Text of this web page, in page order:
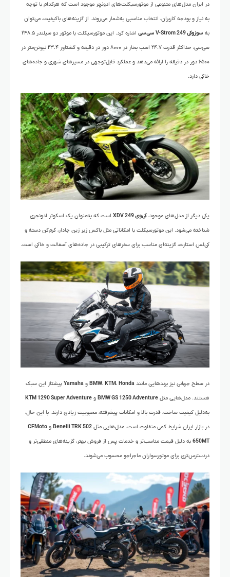
در ایران مدل‌های متنوعی از موتورسیکلت‌های ادونچر موجود است که هرکدام با توجه
به نیاز و بودجه کاربران، انتخاب مناسبی به‌شمار می‌روند. از گزینه‌های باکیفیت، می‌توان
به سوزوکی V-Strom 249 سی‌سی اشاره کرد. این موتورسیکلت با موتور دو سیلندر ۲۴۸.۵
سی‌سی، حداکثر قدرت ۲۴.۷ اسب بخار در ۸۰۰۰ دور در دقیقه و گشتاور ۲۳.۴ نیوتن‌متر در
۶۵۰۰ دور در دقیقه را ارائه می‌دهد و عملکرد قابل‌توجهی در مسیرهای شهری و جاده‌های
خاکی دارد.
یکی دیگر از مدل‌های موجود، کی‌وی XDV 249 است که به‌عنوان یک اسکوتر ادونچری
شناخته می‌شود. این موتورسیکلت با امکاناتی مثل باکس زیر زین جادار، گرم‌کن دسته و
کی‌لس استارت، گزینه‌ای مناسب برای سفرهای ترکیبی در جاده‌های آسفالت و خاکی است.
در سطح جهانی نیز برندهایی مانند BMW، KTM، Honda و Yamaha پیشتاز این سبک
هستند. مدل‌هایی مثل BMW GS 1250 Adventure و KTM 1290 Super Adventure
به‌دلیل کیفیت ساخت، قدرت بالا و امکانات پیشرفته، محبوبیت زیادی دارند. با این حال،
در بازار ایران شرایط کمی متفاوت است. مدل‌هایی مثل Benelli TRK 502 و CFMoto
650MT به دلیل قیمت مناسب‌تر و خدمات پس از فروش بهتر، گزینه‌های منطقی‌تر و
دردسترس‌تری برای موتورسواران ماجراجو محسوب می‌شوند.